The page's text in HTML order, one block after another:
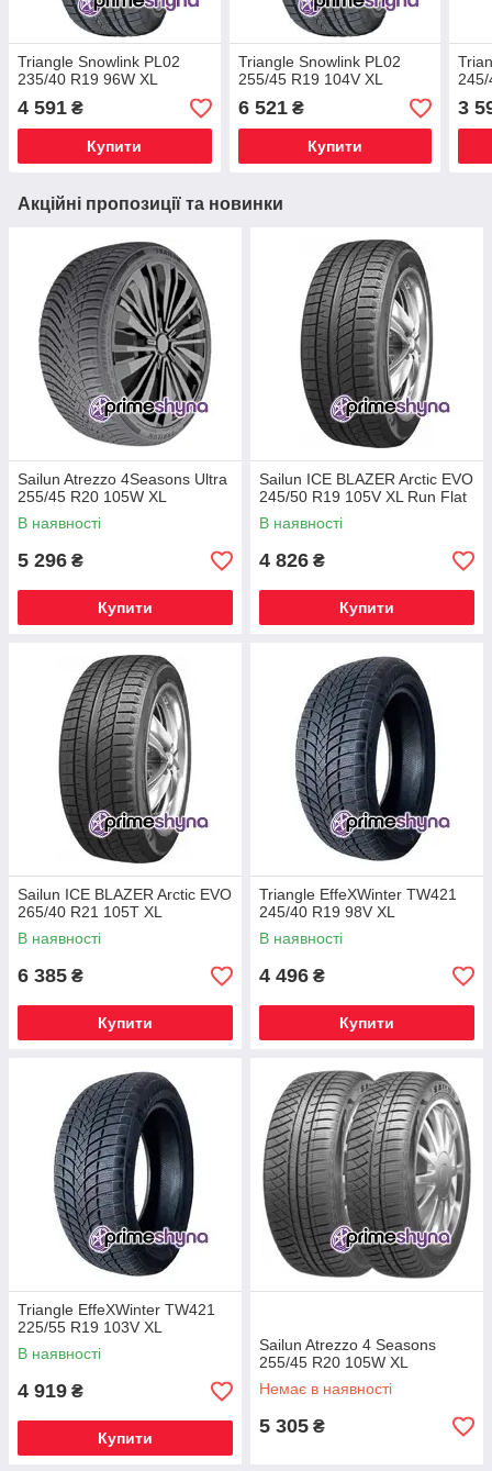
Triangle Snowlink PL02
235/40 R19 96W XL
4 591 ₴
Купити
Triangle Snowlink PL02
255/45 R19 104V XL
6 521₴
Купити
245/
3
Акційні пропозиції та новинки
Sailun Atrezzo 4Seasons Ultra
255/45 R20 105W XL
В наявності
5 296 ₴
Купити
Sailun ICE BLAZER Arctic EVO
245/50 R19 105V XL Run Flat
В наявності
4 826 ₴
Купити
Sailun ICE BLAZER Arctic EVO
265/40 R21 105T XL
В наявності
6 385 ₴
Купити
Triangle EffeXWinter TW421
245/40 R19 98V XL
В наявності
4 496 ₴
Купити
Triangle EffeXWinter TW421
225/55 R19 103V XL
В наявності
4 919 ₴
Купити
Sailun Atrezzo 4 Seasons
255/45 R20 105W XL
Немає в наявності
5 305 ₴